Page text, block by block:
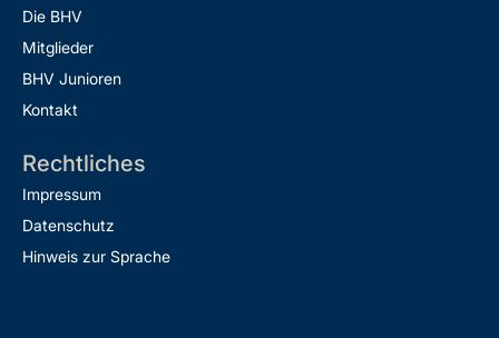
Die BHV
Mitglieder
BHV Junioren
Kontakt
Rechtliches
Impressum
Datenschutz
Hinweis zur Sprache